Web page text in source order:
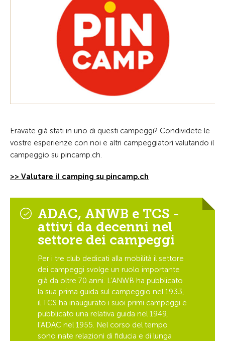
Eravate già stati in uno di questi campeggi? Condividete le
vostre esperienze con noi e altri campeggiatori valutando il
campeggio su pincamp.ch.
>> Valutare il camping su pincamp.ch
ADAC, ANWB e TCS -
attivi da decenni nel
settore dei campeggi
Per i tre club dedicati alla mobilità il settore
dei campeggi svolge un ruolo importante
già da oltre 70 anni. L’ANWB ha pubblicato
la sua prima guida sul campeggio nel 1933,
il TCS ha inaugurato i suoi primi campeggi e
pubblicato una relativa guida nel 1949,
l’ADAC nel 1955. Nel corso del tempo
sono nate relazioni di fiducia e di lunga